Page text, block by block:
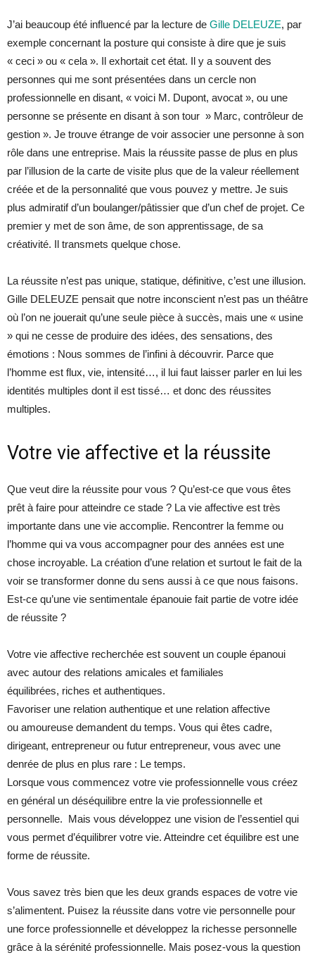
J’ai beaucoup été influencé par la lecture de Gille DELEUZE, par
exemple concernant la posture qui consiste à dire que je suis
« ceci » ou « cela ». Il exhortait cet état. Il y a souvent des
personnes qui me sont présentées dans un cercle non
professionnelle en disant, « voici M. Dupont, avocat », ou une
personne se présente en disant à son tour » Marc, contrôleur de
gestion ». Je trouve étrange de voir associer une personne à son
rôle dans une entreprise. Mais la réussite passe de plus en plus
par l’illusion de la carte de visite plus que de la valeur réellement
créée et de la personnalité que vous pouvez y mettre. Je suis
plus admiratif d’un boulanger/pâtissier que d’un chef de projet. Ce
premier y met de son âme, de son apprentissage, de sa
créativité. Il transmets quelque chose.
La réussite n’est pas unique, statique, définitive, c’est une illusion.
Gille DELEUZE pensait que notre inconscient n’est pas un théâtre
où l’on ne jouerait qu’une seule pièce à succès, mais une « usine
» qui ne cesse de produire des idées, des sensations, des
émotions : Nous sommes de l’infini à découvrir. Parce que
l’homme est flux, vie, intensité…, il lui faut laisser parler en lui les
identités multiples dont il est tissé… et donc des réussites
multiples.
Votre vie affective et la réussite
Que veut dire la réussite pour vous ? Qu’est-ce que vous êtes
prêt à faire pour atteindre ce stade ? La vie affective est très
importante dans une vie accomplie. Rencontrer la femme ou
l’homme qui va vous accompagner pour des années est une
chose incroyable. La création d’une relation et surtout le fait de la
voir se transformer donne du sens aussi à ce que nous faisons.
Est-ce qu’une vie sentimentale épanouie fait partie de votre idée
de réussite ?
Votre vie affective recherchée est souvent un couple épanoui
avec autour des relations amicales et familiales
équilibrées, riches et authentiques.
Favoriser une relation authentique et une relation affective
ou amoureuse demandent du temps. Vous qui êtes cadre,
dirigeant, entrepreneur ou futur entrepreneur, vous avec une
denrée de plus en plus rare : Le temps.
Lorsque vous commencez votre vie professionnelle vous créez
en général un déséquilibre entre la vie professionnelle et
personnelle. Mais vous développez une vision de l’essentiel qui
vous permet d’équilibrer votre vie. Atteindre cet équilibre est une
forme de réussite.
Vous savez très bien que les deux grands espaces de votre vie
s’alimentent. Puisez la réussite dans votre vie personnelle pour
une force professionnelle et développez la richesse personnelle
grâce à la sérénité professionnelle. Mais posez-vous la question